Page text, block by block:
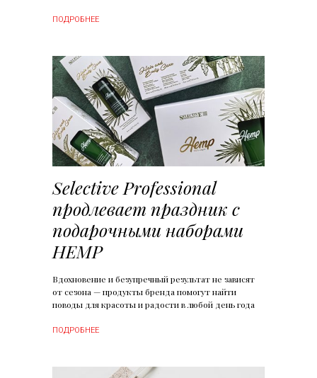
ПОДРОБНЕЕ
Selective Professional
продлевает праздник с
подарочными наборами
HEMP
Вдохновение и безупречный результат не зависят
от сезона — продукты бренда помогут найти
поводы для красоты и радости в любой день года
ПОДРОБНЕЕ